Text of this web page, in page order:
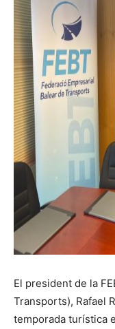
El president de la
Transports), Rafael
temporada turística